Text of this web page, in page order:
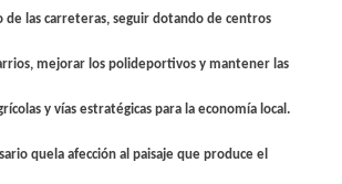
de las carreteras, seguir dotando de centros
mejorar los polideportivos y mantener las
y vías estratégicas para la economía local.
quela afección al paisaje que produce el